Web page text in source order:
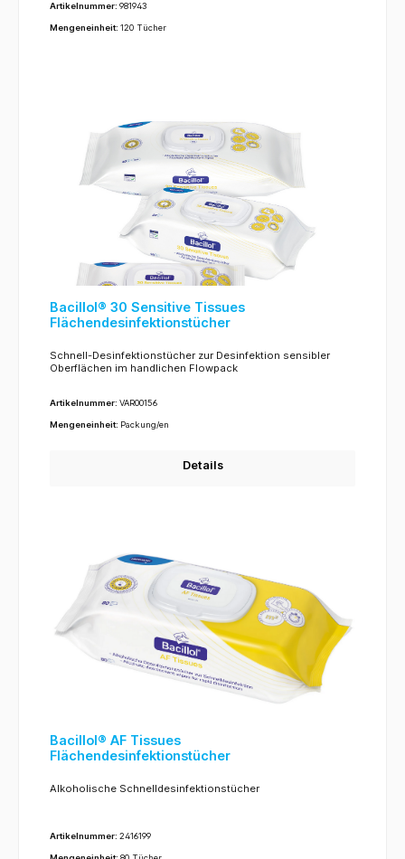
Desinfektionstücher
Artikelnummer: 981943
Mengeneinheit: 120 Tücher
Bacillol® 30 Sensitive Tissues
Flächendesinfektionstücher
Schnell-Desinfektionstücher zur Desinfektion sensibler
Oberflächen im handlichen Flowpack
Artikelnummer: VAR00156
Mengeneinheit: Packung/en
Details
Bacillol® AF Tissues
Flächendesinfektionstücher
Alkoholische Schnelldesinfektionstücher
Artikelnummer: 2416199